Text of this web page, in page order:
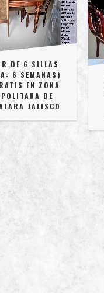
DE 6 SILLAS
6 SEMANAS)
EN ZONA
DE
JALISCO